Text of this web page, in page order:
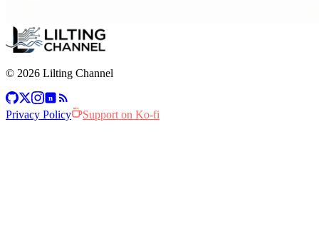
© 2026 Lilting Channel
n
Privacy Policy Support on Ko-fi